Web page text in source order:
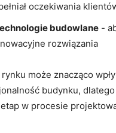
​oczekiwania⁢
budowlane -⁤
rozwiązania
może znacząco
budynku,
w ⁢procesie‌